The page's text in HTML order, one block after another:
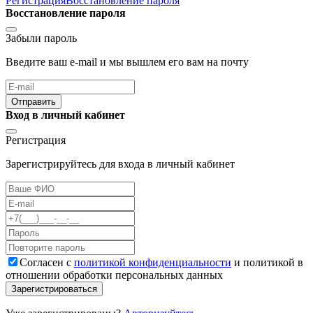
Восстановление пароля
Забыли пароль
Введите ваш e-mail и мы вышлем его вам на почту
Отправить
Вход в личный кабинет
Регистрация
Зарегистрируйтесь для входа в личный кабинет
Cогласен с политикой конфиденциальности и политикой в
отношении обработки персональных данных
Зарегистрироваться